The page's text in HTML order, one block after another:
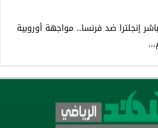
إنجلترا ضد فرنسا.. مواجهة أوروبية